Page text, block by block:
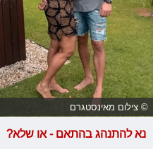
© צילום מאינסטגרם
נא להתנהג בהתאם - או שלא?